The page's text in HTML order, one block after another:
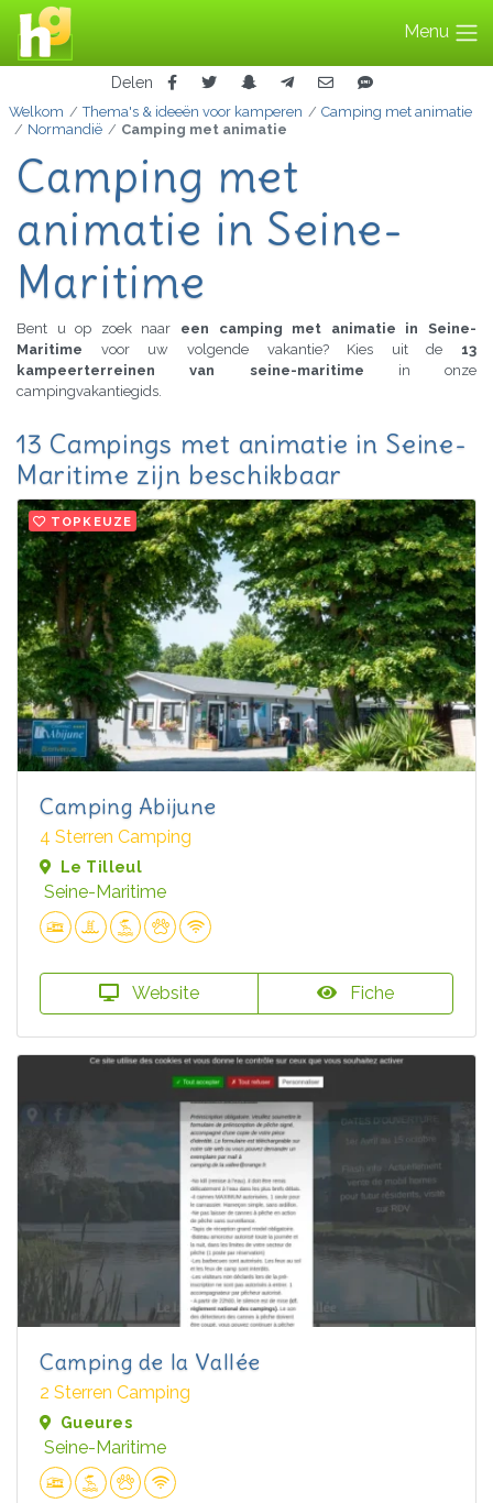
Menu
Delen
Welkom Thema's & ideeën voor kamperen
Camping met animatie
Normandië
Camping met animatie
Camping met
animatie in Seine-
Maritime
Bent u op zoek naar een camping met animatie in Seine-
Maritime voor uw volgende vakantie? Kies uit de 13
kampeerterreinen van seine-maritime in onze
campingvakantiegids.
13 Campings met animatie in Seine-
Maritime zijn beschikbaar
TOPKEUZE
Camping Abijune
4 Sterren Camping
Le Tilleul
Seine-Maritime
Website Fiche
Camping de la Vallée
2 Sterren Camping
Gueures
Seine-Maritime